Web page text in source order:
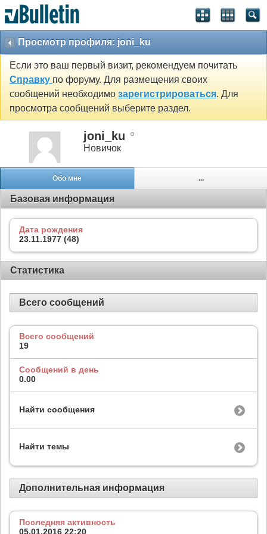
Просмотр профиля: joni_ku
Если это ваш первый визит, рекомендуем почитать
Справку по форуму. Для размещения своих
сообщений необходимо зарегистрироваться. Для
просмотра сообщений выберите раздел.
joni_ku
Новичок
Обо мне ...
Базовая информация
Дата рождения
23.11.1977 (48)
Статистика
Всего сообщений
Всего сообщений
19
Сообщений в день
0.00
Найти сообщения
Найти темы
Дополнительная информация
Последняя активность
05.01.2016 22:20